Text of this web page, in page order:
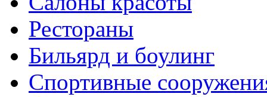
Рестораны
Бильярд и боулинг
Спортивные